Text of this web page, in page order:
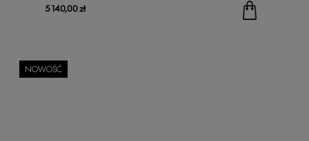
5 140,00 zł
NOWOŚĆ